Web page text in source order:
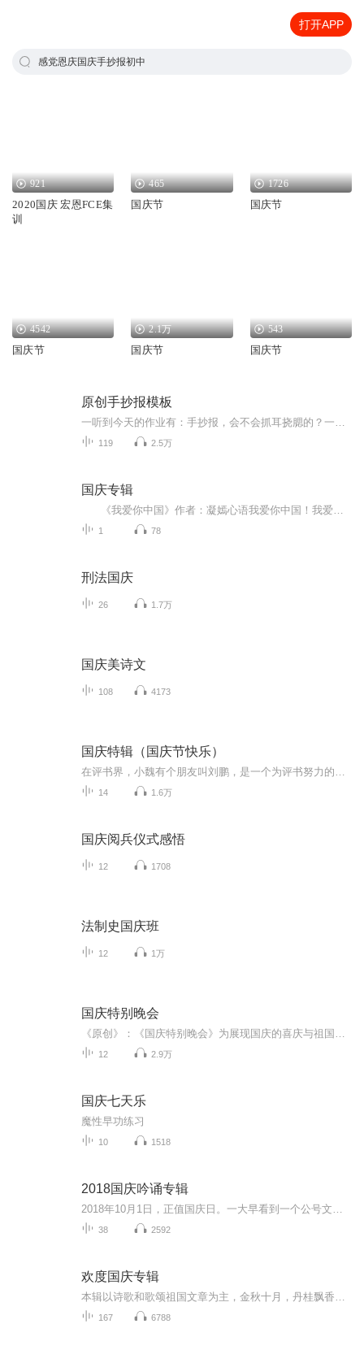
打开APP
感党恩庆国庆手抄报初中
921
2020国庆 宏恩FCE集
训
465
国庆节
1726
国庆节
4542
国庆节
2.1万
国庆节
543
国庆节
原创手抄报模板
119 2.5万
国庆专辑
1 78
刑法国庆
26 1.7万
国庆美诗文
108 4173
国庆特辑（国庆节快乐）
14 1.6万
国庆阅兵仪式感悟
12 1708
法制史国庆班
12 1万
国庆特别晚会
12 2.9万
国庆七天乐
魔性早功练习
10 1518
2018国庆吟诵专辑
38 2592
欢度国庆专辑
167 6788